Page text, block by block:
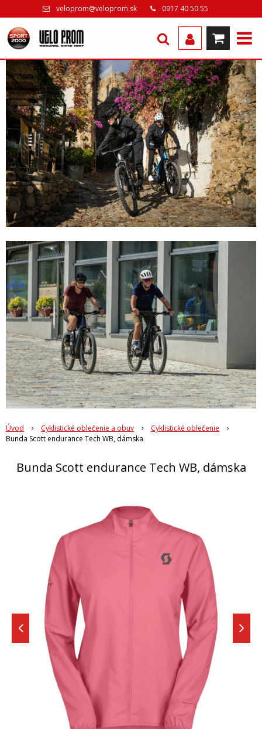
veloprom@veloprom.sk 0917 40 50 55
Úvod Cyklistické oblečenie a obuv
Cyklistické oblečenie
Bunda Scott endurance Tech WB, dámska
Bunda Scott endurance Tech WB, dámska